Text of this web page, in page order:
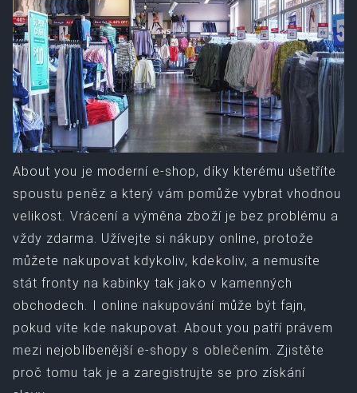
About you je moderní e-shop, díky kterému ušetříte
spoustu peněz a který vám pomůže vybrat vhodnou
velikost. Vrácení a výměna zboží je bez problému a
vždy zdarma. Užívejte si nákupy online, protože
můžete nakupovat kdykoliv, kdekoliv, a nemusíte
stát fronty na kabinky tak jako v kamenných
obchodech. I online nakupování může být fajn,
pokud víte kde nakupovat. About you patří právem
mezi nejoblíbenější e-shopy s oblečením. Zjistěte
proč tomu tak je a zaregistrujte se pro získání